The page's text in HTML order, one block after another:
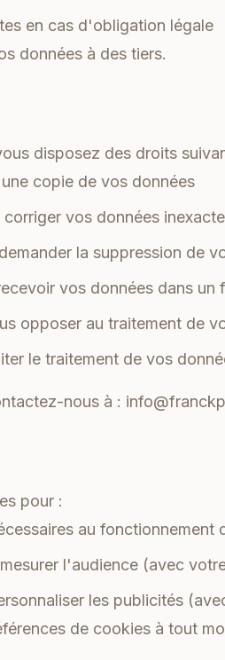
en cas d'obligation légale
données à des tiers.
disposez des droits
copie de vos données
corriger vos données
demander la suppression de
vos données dans un
opposer au traitement de
le traitement de vos
nous à :
pour :
au fonctionnement
mesurer l'audience (avec
les publicités
de cookies à tout